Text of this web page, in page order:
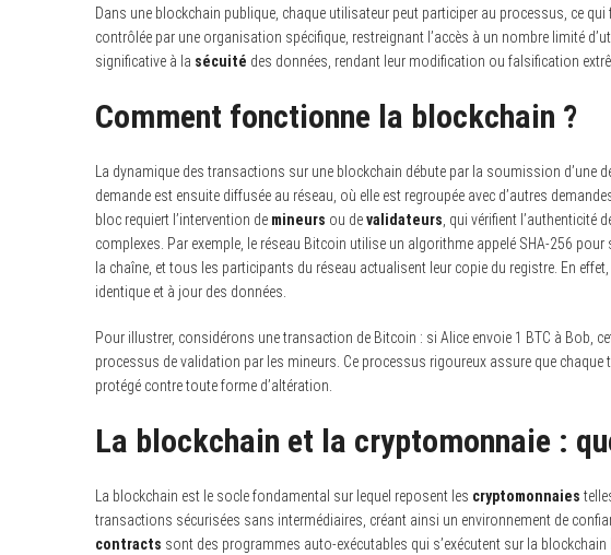
Dans une blockchain publique, chaque utilisateur peut participer au processus, ce
contrôlée par une organisation spécifique, restreignant l’accès à un nombre limité
significative à la sécuité des données, rendant leur modification ou falsification
Comment fonctionne la blockchain ?
La dynamique des transactions sur une blockchain débute par la soumission d’une
demande est ensuite diffusée au réseau, où elle est regroupée avec d’autres
bloc requiert l’intervention de mineurs ou devalidateurs , qui vérifient l’authenticité
complexes. Par exemple, le réseau Bitcoin utilise un algorithme appelé SHA-256
la chaîne, et tous les participants du réseau actualisent leur copie du registre. En
identique et à jour des données.
Pour illustrer, considérons une transaction de Bitcoin : si Alice envoie 1 BTC à Bob,
processus de validation par les mineurs. Ce processus rigoureux assure que
protégé contre toute forme d’altération.
La blockchain et la cryptomonnaie :
La blockchain est le socle fondamental sur lequel reposent les cryptomonnaies
transactions sécurisées sans intermédiaires, créant ainsi un environnement de
contracts sont des programmes auto-exécutables qui s’exécutent sur la